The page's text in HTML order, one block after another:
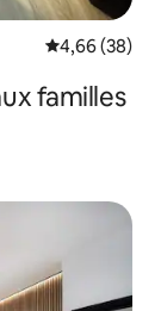
Note
4,66 (38)
familles